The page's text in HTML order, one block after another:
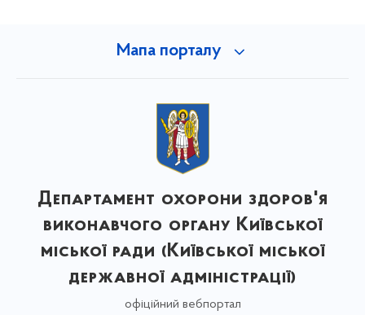
Мапа порталу
Департамент охорони здоров'я
виконавчого органу Київської
міської ради (Київської міської
державної адміністрації)
офіційний вебпортал